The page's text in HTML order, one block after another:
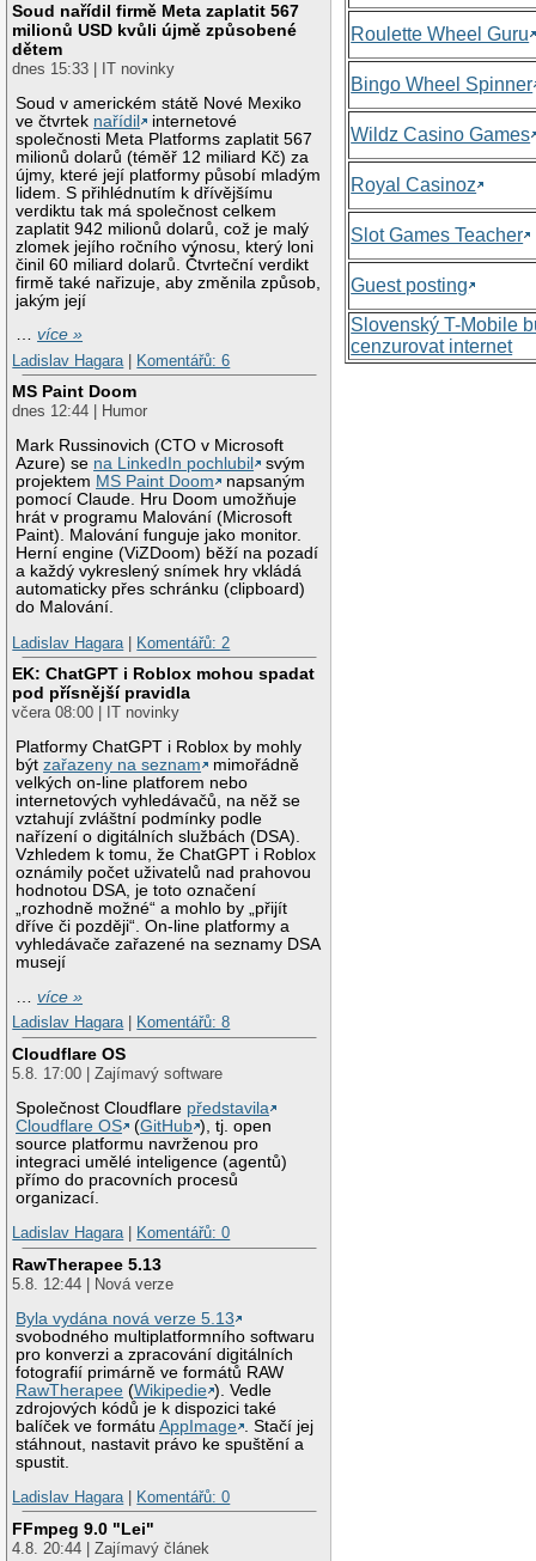
Soud nařídil firmě Meta zaplatit 567
milionů USD kvůli újmě způsobené
dětem
dnes 15:33 | IT novinky
Soud v americkém státě Nové Mexiko
ve čtvrtek nařídil
internetové
společnosti Meta Platforms zaplatit 567
milionů dolarů (téměř 12 miliard Kč) za
újmy, které její platformy působí mladým
lidem. S přihlédnutím k dřívějšímu
verdiktu tak má společnost celkem
zaplatit 942 milionů dolarů, což je malý
zlomek jejího ročního výnosu, který loni
činil 60 miliard dolarů. Čtvrteční verdikt
firmě také nařizuje, aby změnila způsob,
jakým její
…více »
Ladislav Hagara
Komentářů: 6
MS Paint Doom
dnes 12:44 | Humor
Mark Russinovich (CTO v Microsoft
Azure) se na LinkedIn pochlubil
svým
projektem MS Paint Doom
napsaným
pomocí Claude. Hru Doom umožňuje
hrát v programu Malování (Microsoft
Paint). Malování funguje jako monitor.
Herní engine (ViZDoom) běží na pozadí
a každý vykreslený snímek hry vkládá
automaticky přes schránku (clipboard)
do Malování.
Ladislav Hagara
Komentářů: 2
EK: ChatGPT i Roblox mohou spadat
pod přísnější pravidla
včera 08:00 | IT novinky
Platformy ChatGPT i Roblox by mohly
býtzařazeny na seznam
mimořádně
velkých on-line platforem nebo
internetových vyhledávačů, na něž se
vztahují zvláštní podmínky podle
nařízení o digitálních službách (DSA).
Vzhledem k tomu, že ChatGPT i Roblox
oznámily počet uživatelů nad prahovou
hodnotou DSA, je toto označení
„rozhodně možné“ a mohlo by „přijít
dříve či později“. On-line platformy a
vyhledávače zařazené na seznamy DSA
musejí
…více »
Ladislav Hagara| Komentářů: 8
Cloudflare OS
5.8. 17:00 | Zajímavý software
Společnost Cloudflare představila
Cloudflare OS
(GitHub ), tj. open
source platformu navrženou pro
integraci umělé inteligence (agentů)
přímo do pracovních procesů
organizací.
Ladislav Hagara| Komentářů: 0
RawTherapee 5.13
5.8. 12:44 | Nová verze
Byla vydána nová verze 5.13
svobodného multiplatformního softwaru
pro konverzi a zpracování digitálních
fotografií primárně ve formátů RAW
RawTherapee (Wikipedie ). Vedle
zdrojových kódů je k dispozici také
balíček ve formátuAppImage
. Stačí jej
stáhnout, nastavit právo ke spuštění a
spustit.
Ladislav Hagara| Komentářů: 0
FFmpeg 9.0 "Lei"
4.8. 20:44 | Zajímavý článek
Roulette Wheel Guru
Bingo Wheel Spinner
Wildz Casino Games
Royal Casinoz
Slot Games Teacher
Guest posting
Slovenský T-Mobile
cenzurovat internet